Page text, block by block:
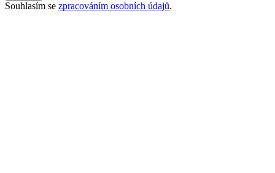
Souhlasím se zpracováním osobních údajů.